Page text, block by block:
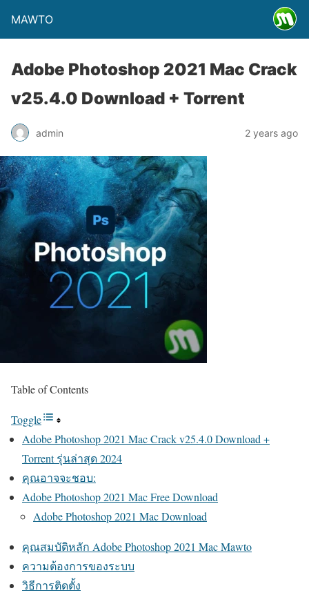
MAWTO
Adobe Photoshop 2021 Mac Crack
v25.4.0 Download + Torrent
admin 2 years ago
Table of Contents
Toggle
Adobe Photoshop 2021 Mac Crack v25.4.0 Download +
Torrent รุ่นล่าสุด 2024
คุณอาจจะชอบ:
Adobe Photoshop 2021 Mac Free Download
Adobe Photoshop 2021 Mac Download
คุณสมบัติหลัก Adobe Photoshop 2021 Mac Mawto
ความต้องการของระบบ
วิธีการติดตั้ง